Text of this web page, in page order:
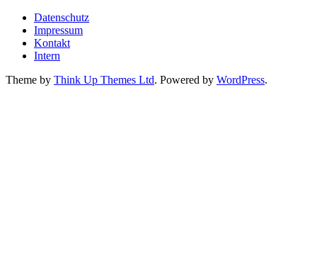
Datenschutz
Impressum
Kontakt
Intern
Theme by Think Up Themes Ltd. Powered by WordPress.